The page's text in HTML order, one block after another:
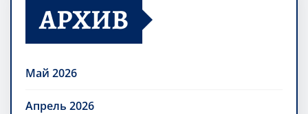
АРХИВ
Май 2026
Апрель 2026